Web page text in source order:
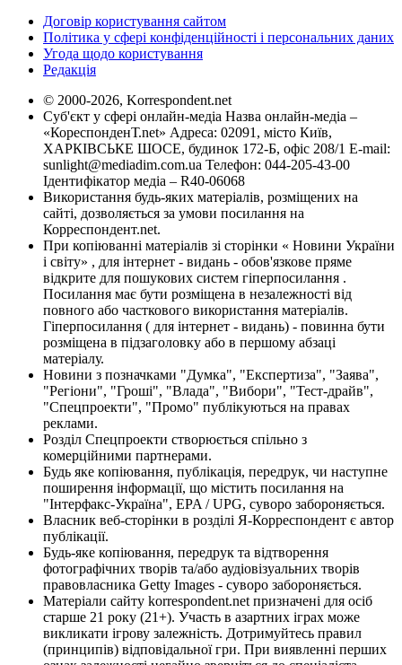
Договір користування сайтом
Політика у сфері конфіденційності і персональних даних
Угода щодо користування
Редакція
© 2000-2026, Korrespondent.net
Суб'єкт у сфері онлайн-медіа Назва онлайн-медіа –
«КореспонденТ.net» Адреса: 02091, місто Київ,
ХАРКІВСЬКЕ ШОСЕ, будинок 172-Б, офіс 208/1 E-mail:
sunlight@mediadim.com.ua Телефон: 044-205-43-00
Ідентифікатор медіа – R40-06068
Використання будь-яких матеріалів, розміщених на
сайті, дозволяється за умови посилання на
Корреспондент.net.
При копіюванні матеріалів зі сторінки « Новини України
і світу» , для інтернет - видань - обов'язкове пряме
відкрите для пошукових систем гіперпосилання .
Посилання має бути розміщена в незалежності від
повного або часткового використання матеріалів.
Гіперпосилання ( для інтернет - видань) - повинна бути
розміщена в підзаголовку або в першому абзаці
матеріалу.
Новини з позначками "Думка", "Експертиза", "Заява",
"Регіони", "Гроші", "Влада", "Вибори", "Тест-драйв",
"Спецпроекти", "Промо" публікуються на правах
реклами.
Розділ Спецпроекти створюється спільно з
комерційними партнерами.
Будь яке копіювання, публікація, передрук, чи наступне
поширення інформації, що містить посилання на
"Інтерфакс-Україна", EPA / UPG, суворо забороняється.
Власник веб-сторінки в розділі Я-Корреспондент є автор
публікації.
Будь-яке копіювання, передрук та відтворення
фотографічних творів та/або аудіовізуальних творів
правовласника Getty Images - суворо забороняється.
Матеріали сайту korrespondent.net призначені для осіб
старше 21 року (21+). Участь в азартних іграх може
викликати ігрову залежність. Дотримуйтесь правил
(принципів) відповідальної гри. При виявленні перших